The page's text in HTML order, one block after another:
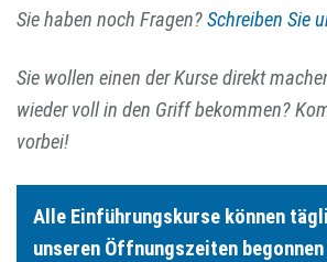
Sie haben noch Fragen?Schreiben Sie
Sie wollen einen der Kurse direkt
wieder voll in den Griff bekommen?
vorbei!
Alle Einführungskurse können
unseren Öffnungszeiten